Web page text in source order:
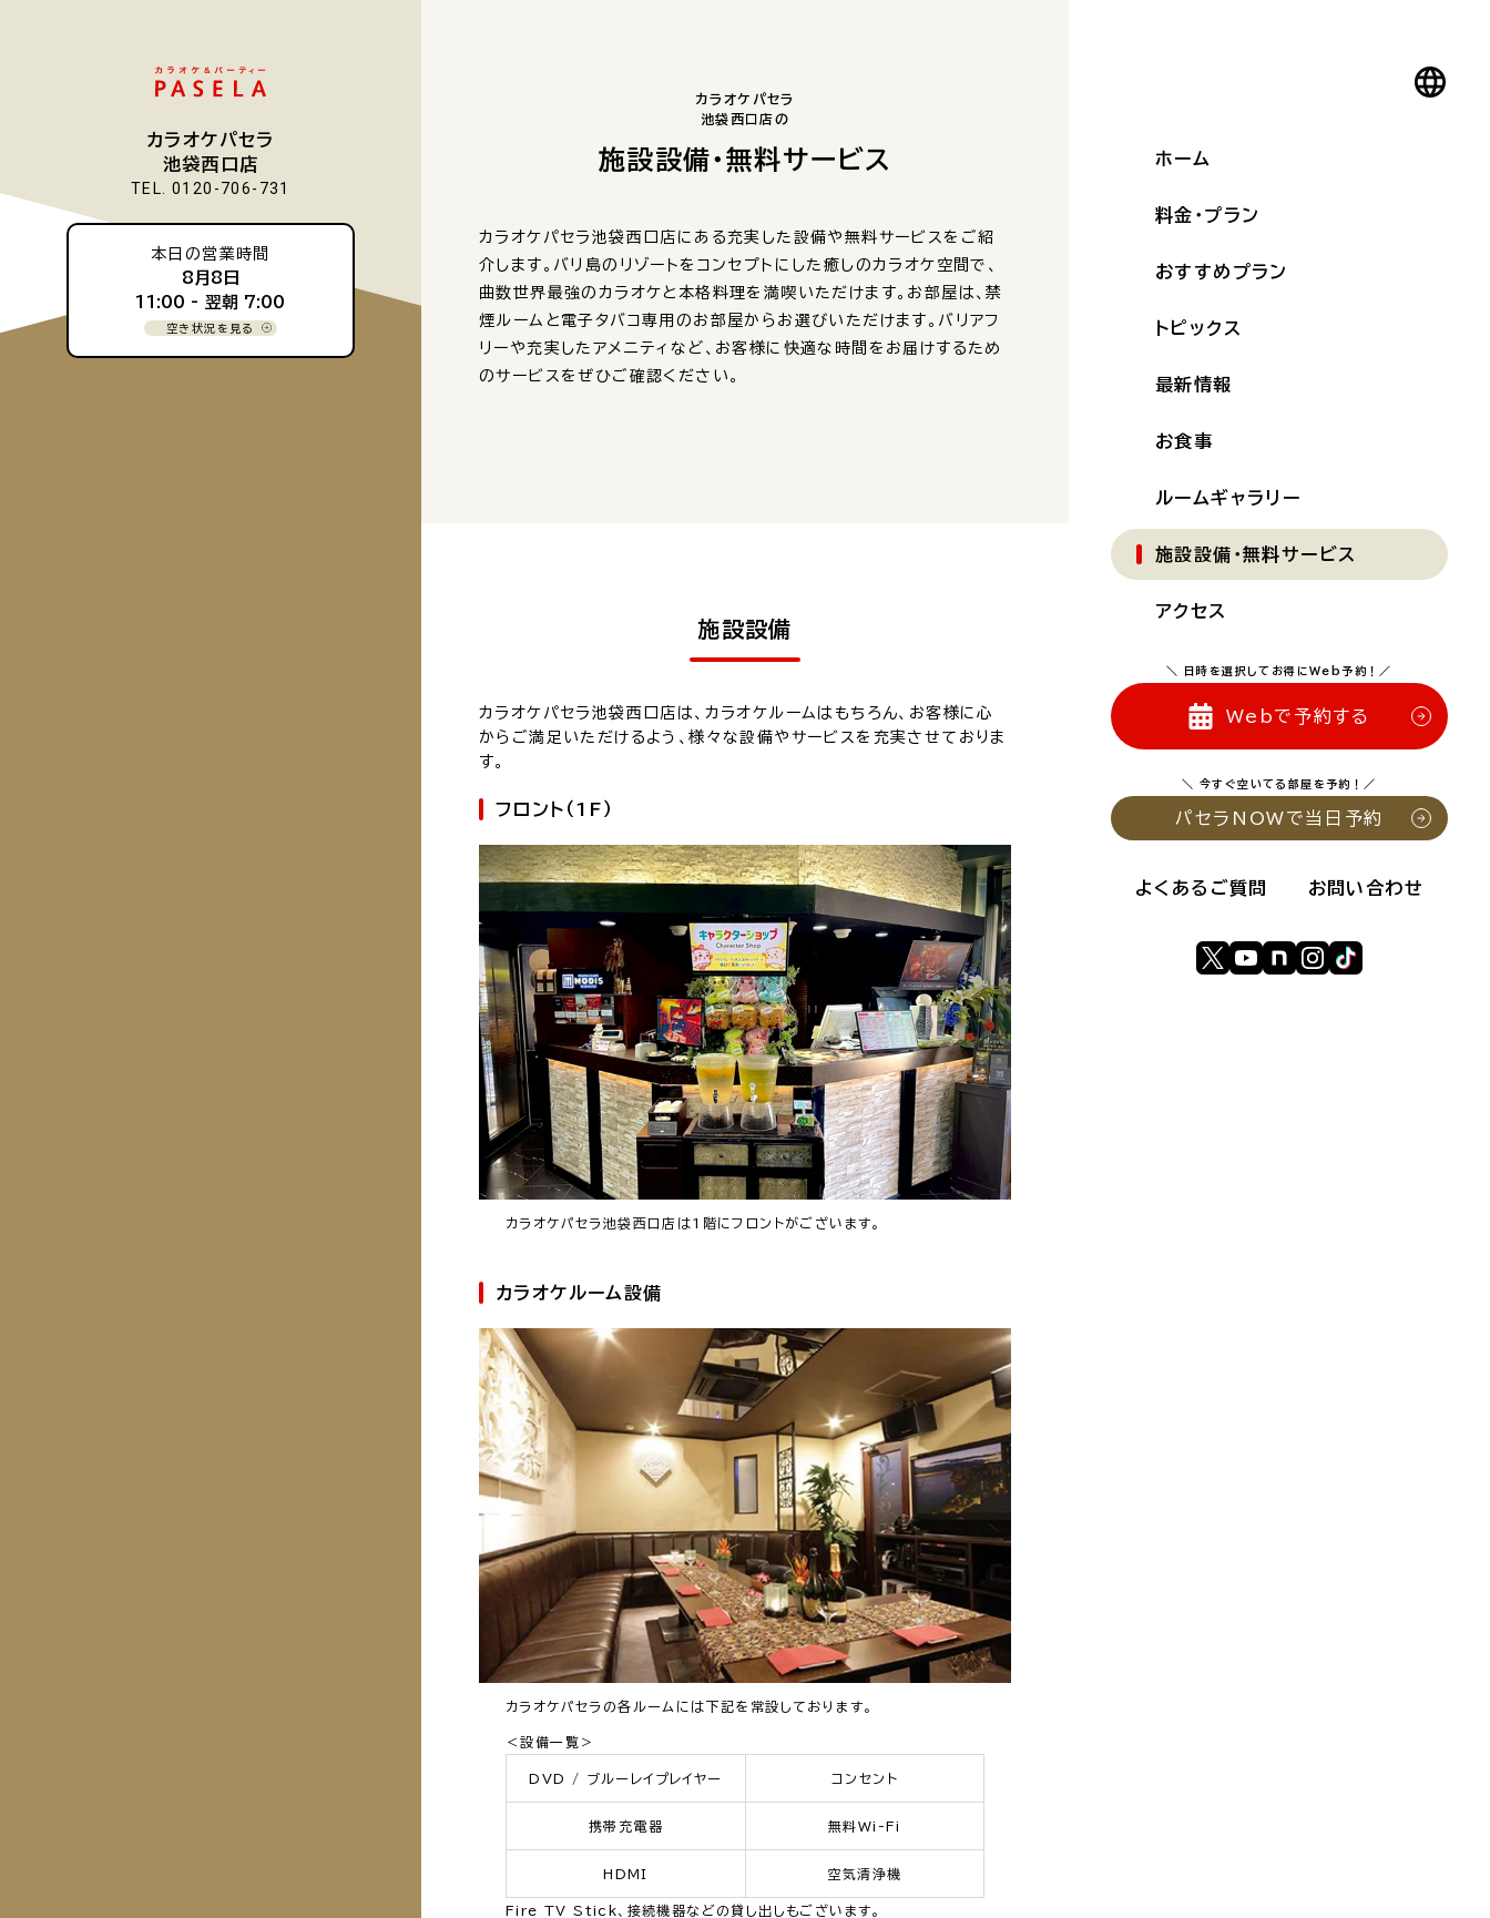
カラオケパセラ
池袋西口店
TEL. 0120-706-731
本日の営業時間
8月8日
11:00 - 翌朝 7:00
空き状況を見る
ホーム
料金・プラン
おすすめプラン
トピックス
最新情報
お食事
ルームギャラリー
施設設備・無料サービス
アクセス
＼ 日時を選択してお得にWeb予約！／
Webで予約する
＼ 今すぐ空いてる部屋を予約！／
パセラNOWで当日予約
よくあるご質問 お問い合わせ
カラオケパセラ
池袋西口店の
施設設備・無料サービス
カラオケパセラ池袋西口店にある充実した設備や無料サービスをご紹
介します。バリ島のリゾートをコンセプトにした癒しのカラオケ空間で、
曲数世界最強のカラオケと本格料理を満喫いただけます。お部屋は、禁
煙ルームと電子タバコ専用のお部屋からお選びいただけます。バリアフ
リーや充実したアメニティなど、お客様に快適な時間をお届けするため
のサービスをぜひご確認ください。
施設設備
カラオケパセラ池袋西口店は、カラオケルームはもちろん、お客様に心
からご満足いただけるよう、様々な設備やサービスを充実させておりま
す。
フロント（1F）
カラオケパセラ池袋西口店は1階にフロントがございます。
カラオケルーム設備
カラオケパセラの各ルームには下記を常設しております。
＜設備一覧＞
DVD / ブルーレイプレイヤー コンセント
携帯充電器 無料Wi-Fi
HDMI 空気清浄機
Fire TV Stick、接続機器などの貸し出しもございます。